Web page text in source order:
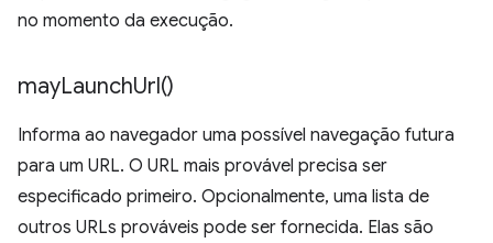
no momento da execução.
mayLaunchUrl()
Informa ao navegador uma possível navegação futura
para um URL. O URL mais provável precisa ser
especificado primeiro. Opcionalmente, uma lista de
outros URLs prováveis pode ser fornecida. Elas são